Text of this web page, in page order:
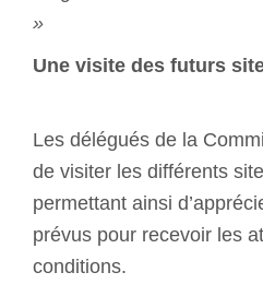
»
Une visite des futurs
Les délégués de la
de visiter les différents
permettant ainsi
prévus pour recevoir les
conditions.